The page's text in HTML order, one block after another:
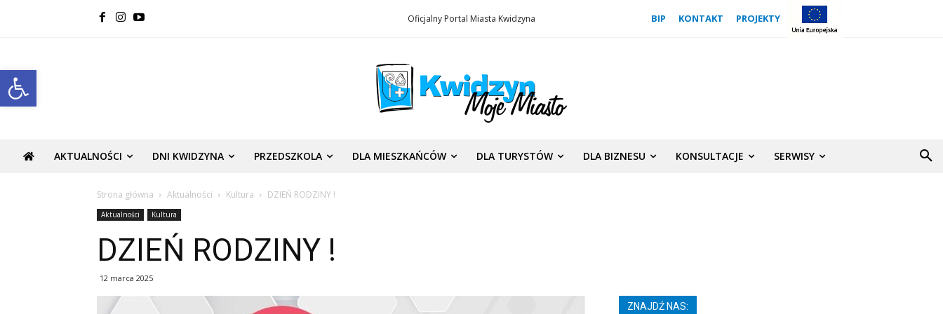
Open toolbar
Oficjalny Portal Miasta Kwidzyna BIP KONTAKT PROJEKTY
AKTUALNOŚCI DNI KWIDZYNA PRZEDSZKOLA DLA MIESZKAŃCÓW DLA TURYSTÓW DLA BIZNESU KONSULTACJE SERWISY
Strona główna Aktualności Kultura DZIEŃ RODZINY !
Aktualności Kultura
DZIEŃ RODZINY !
12 marca 2025
ZNAJDŹ NAS: